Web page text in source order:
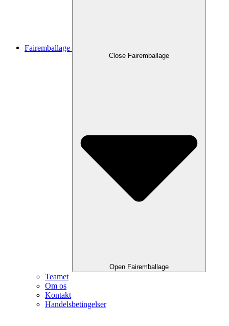
Fairemballage
Close Fairemballage
Open Fairemballage
Teamet
Om os
Kontakt
Handelsbetingelser